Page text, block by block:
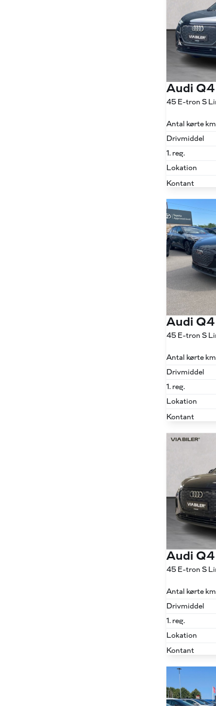
Audi Q4
Antal kørte km
Drivmiddel
1. reg.
Lokation
Kontant
Audi Q4
Antal kørte km
Drivmiddel
1. reg.
Lokation
Kontant
Audi Q4
Antal kørte km
Drivmiddel
1. reg.
Lokation
Kontant